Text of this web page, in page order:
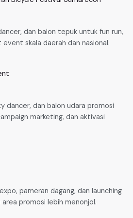
dan balon tepuk untuk fun run,
skala daerah dan nasional.
dancer, dan balon udara promosi
marketing, dan aktivasi
pameran dagang, dan launching
promosi lebih menonjol.